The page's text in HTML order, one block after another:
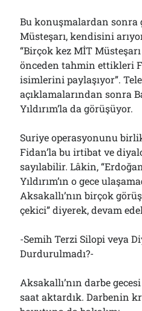
Bu konuşmalardan sonra
Müsteşarı, kendisini
“Birçok kez MİT
önceden tahmin ettikleri
isimlerini paylaşıyor”.
açıklamalarından sonra
Yıldırım’la da görüşüyor.
Suriye operasyonunu
Fidan’la bu irtibat ve
sayılabilir. Lâkin,
Yıldırım’ın o gece
Aksakallı’nın birçok
çekici” diyerek, devam
-Semih Terzi Silopi veya
Durdurulmadı?-
Aksakallı’nın darbe
saat aktardık. Darbenin